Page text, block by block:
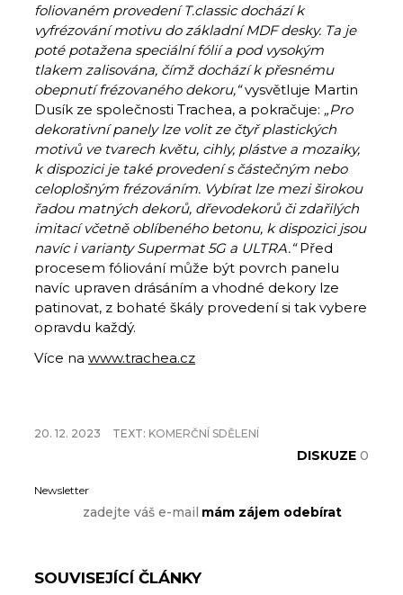
foliovaném provedení T.classic dochází k
vyfrézování motivu do základní MDF desky. Ta je
poté potažena speciální fólií a pod vysokým
tlakem zalisována, čímž dochází k přesnému
obepnutí frézovaného dekoru,“vysvětluje Martin
Dusík ze společnosti Trachea, a pokračuje: „Pro
dekorativní panely lze volit ze čtyř plastických
motivů ve tvarech květu, cihly, plástve a mozaiky,
k dispozici je také provedení s částečným nebo
celoplošným frézováním. Vybírat lze mezi širokou
řadou matných dekorů, dřevodekorů či zdařilých
imitací včetně oblíbeného betonu, k dispozici jsou
navíc i varianty Supermat 5G a ULTRA.“Před
procesem fóliování může být povrch panelu
navíc upraven drásáním a vhodné dekory lze
patinovat, z bohaté škály provedení si tak vybere
opravdu každý.
Více na www.trachea.cz
20. 12. 2023 TEXT: KOMERČNÍ SDĚLENÍ
DISKUZE 0
Newsletter
SOUVISEJÍCÍ ČLÁNKY